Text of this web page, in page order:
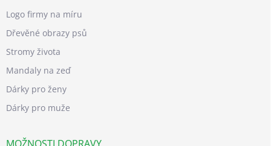
Logo firmy na míru
Dřevěné obrazy psů
Stromy života
Mandaly na zeď
Dárky pro ženy
Dárky pro muže